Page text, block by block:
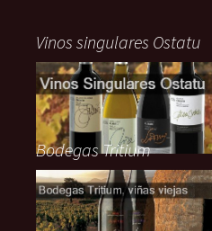
Vinos singulares Ostatu
Bodegas Tritium